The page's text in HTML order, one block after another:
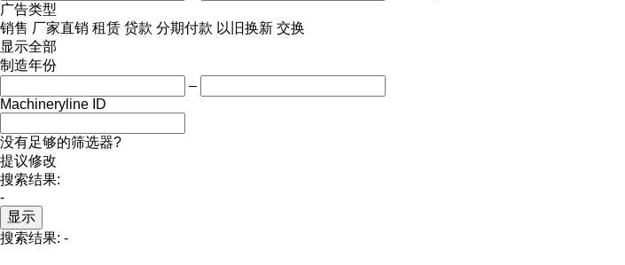
广告类型
销售 厂家直销 租赁 贷款 分期付款 以旧换新 交换
显示全部
制造年份
–
Machineryline ID
没有足够的筛选器?
提议修改
搜索结果:
-
显示
搜索结果: -